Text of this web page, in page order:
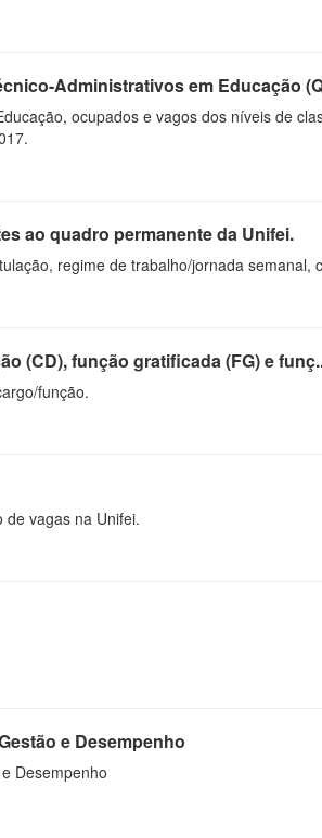
Administrativos em Educação
ocupados e vagos dos níveis de
ao quadro permanente da Unifei.
regime de trabalho/jornada semanal,
(CD), função gratificada (FG) e
função.
de vagas na Unifei.
e Desempenho
Desempenho